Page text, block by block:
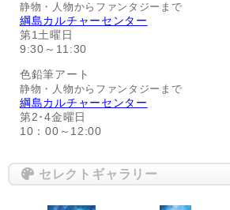
静物・人物からファンタジーまで
綱島カルチャーセンター
第1土曜日
9:30～11:30
色鉛筆アート
静物・人物からファンタジーまで
綱島カルチャーセンター
第2･4金曜日
10：00～12:00
セレクトギャラリー